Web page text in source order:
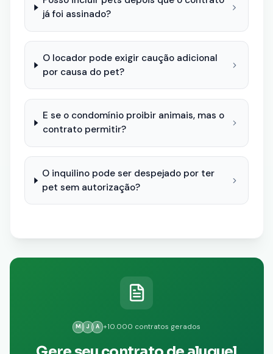
já foi assinado?
O locador pode exigir caução adicional
por causa do pet?
E se o condomínio proibir animais, mas o
contrato permitir?
O inquilino pode ser despejado por ter
pet sem autorização?
M J A +10.000 contratos gerados